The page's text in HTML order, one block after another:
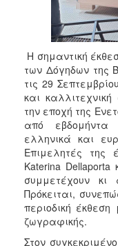
ΤΟΠΟΣ
ΠΟΛΙΤΙΣΜΟΣ
ΑΝΘΕΚΤΙΚΗ
ΠΟΛΗ
Η σημαντική
των Δόγηδων της
τις 29
και
την εποχή της
από
ελληνικά και
Επιμελητές της
Katerina
συμμετέχουν
Πρόκειται,
περιοδική
ζωγραφικής.
Στον